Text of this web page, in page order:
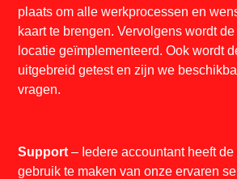
plaats om alle werkprocessen en
kaart te brengen. Vervolgens wordt
locatie geïmplementeerd. Ook wordt
uitgebreid getest en zijn we
vragen.
Support– Iedere accountant heeft
gebruik te maken van onze ervaren